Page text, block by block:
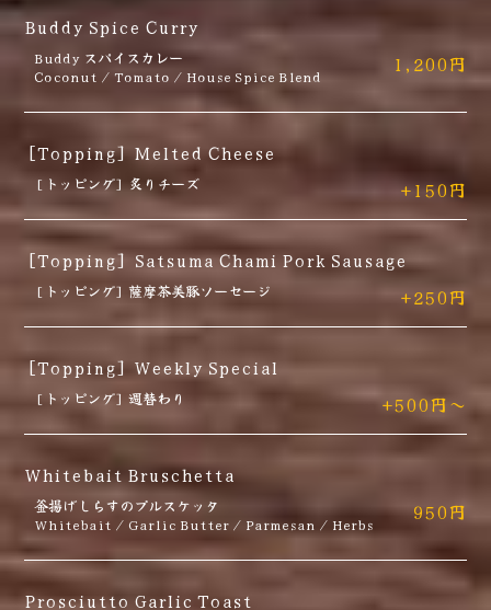
Buddy Spice Curry
Buddy スパイスカレー
Coconut / Tomato / House Spice Blend
1,200円
[Topping] Melted Cheese
[トッピング] 炙りチーズ +150円
[Topping] Satsuma Chami Pork Sausage
[トッピング] 薩摩茶美豚ソーセージ +250円
[Topping] Weekly Special
[トッピング] 週替わり +500円～
Whitebait Bruschetta
釜揚げしらすのプルスケッタ
Whitebait / Garlic Butter / Parmesan / Herbs
950円
Prosciutto Garlic Toast